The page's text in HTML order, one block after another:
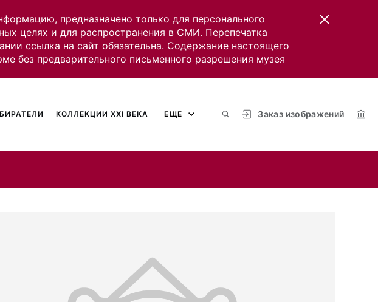
предназначено только для персонального
целях и для распространения в СМИ. Перепечатка
ссылка на сайт обязательна. Содержание настоящего
без предварительного письменного разрешения музея
Заказ изображений
КОЛЛЕКЦИИ XXI ВЕКА ЕЩЕ